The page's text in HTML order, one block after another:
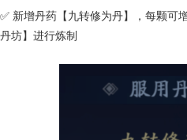
✅ 新增丹药【九转修为丹】，每颗可
丹坊】进行炼制